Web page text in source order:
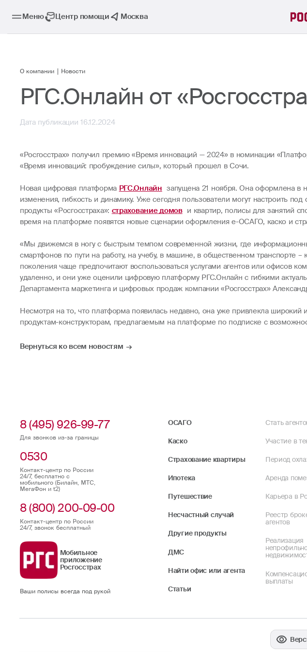
Меню Центр помощи Москва
О компании Новости
РГС.Онлайн от
Дата публикации 16.12.2024
«Росгосстрах» получил премию «Время инноваций — 2024» в номинации
«Время инноваций: пробуждение силы», который прошел в Сочи.
Новая цифровая платформа РГС.Онлайн запущена 21 ноября. Она оформлена в
изменения, гибкость и динамику. Уже сегодня пользователи могут настроить
продукты «Росгосстраха»: страхование домов и квартир, полисы для занятий
время на платформе появятся новые сценарии оформления e-ОСАГО, каско и
«Мы движемся в ногу с быстрым темпом современной жизни, где
смартфонов по пути на работу, на учебу, в машине, в общественном
поколения чаще предпочитают воспользоваться услугами агентов или офисов
удаленно, и они уже оценили цифровую платформу РГС.Онлайн с гибкими
Департамента маркетинга и цифровых продаж компании «Росгосстрах»
Несмотря на то, что платформа появилась недавно, она уже привлекла
продуктам-конструкторам, предлагаемым на платформе по подписке с
Вернуться ко всем новостям
8 (495) 926-99-77
Для звонков из-за границы
0530
Контакт-центр по России
24/7, бесплатно с
мобильного (Билайн, МТС,
МегаФон и t2)
8 (800) 200-09-00
Контакт-центр по России
24/7, звонок бесплатный
Мобильное
приложение
Росгосстрах
Ваши полисы всегда под рукой
ОСАГО
Каско
Страхование квартиры
Ипотека
Путешествие
Несчастный случай
Другие продукты
ДМС
Найти офис или агента
Статьи
Стать
Участие в
Период
Аренда
Карьера в
Реестр
агентов
Реализация
выплаты